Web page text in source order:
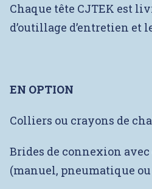
Chaque tête CJTEK est
d’outillage d’entretien et
EN OPTION
Colliers ou crayons de
Brides de connexion avec
(manuel, pneumatique